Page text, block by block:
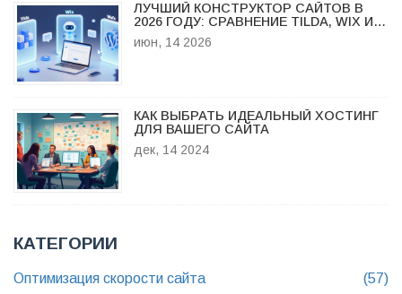
ЛУЧШИЙ КОНСТРУКТОР САЙТОВ В
2026 ГОДУ: СРАВНЕНИЕ TILDA, WIX И
WORDPRESS
июн, 14 2026
КАК ВЫБРАТЬ ИДЕАЛЬНЫЙ ХОСТИНГ
ДЛЯ ВАШЕГО САЙТА
дек, 14 2024
КАТЕГОРИИ
Оптимизация скорости сайта (57)